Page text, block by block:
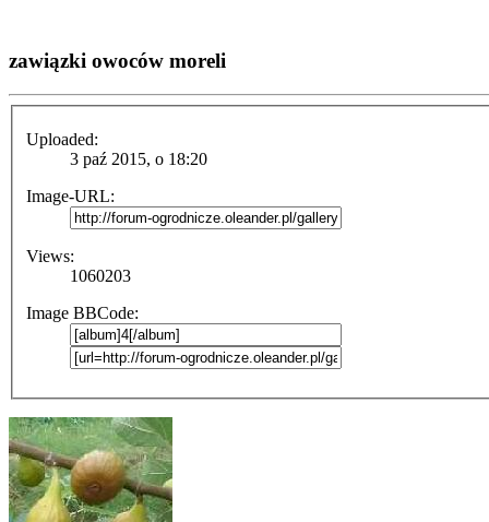
zawiązki owoców moreli
Uploaded:
3 paź 2015, o 18:20
Image-URL:
Views:
1060203
Image BBCode: